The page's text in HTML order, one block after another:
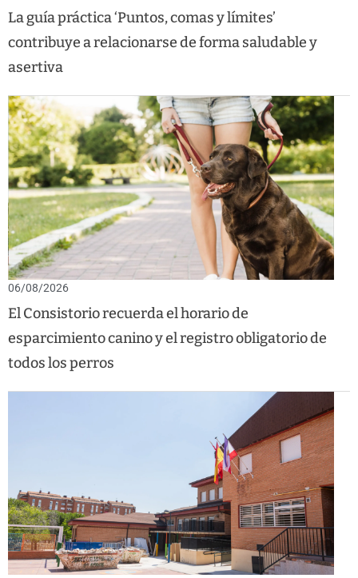
La guía práctica ‘Puntos, comas y límites’
contribuye a relacionarse de forma saludable y
asertiva
06/08/2026
El Consistorio recuerda el horario de
esparcimiento canino y el registro obligatorio de
todos los perros